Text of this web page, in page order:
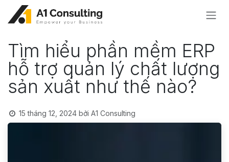
Bỏ qua để đến Nội dung
Tìm hiểu phần mềm ERP
hỗ trợ quản lý chất lượng
sản xuất như thế nào?
15 tháng 12, 2024 bởi A1 Consulting